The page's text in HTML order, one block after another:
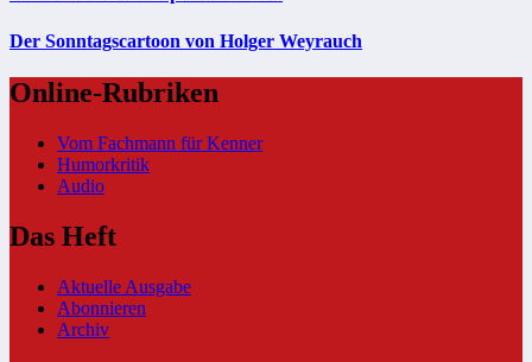
Der Sonntagscartoon von Holger Weyrauch
Online-Rubriken
Vom Fachmann für Kenner
Humorkritik
Audio
Das Heft
Aktuelle Ausgabe
Abonnieren
Archiv